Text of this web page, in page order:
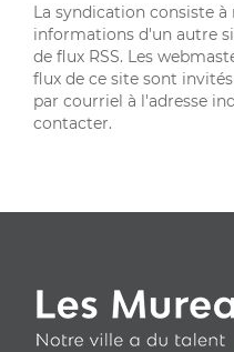
La syndication consiste
informations d'un autre
de flux RSS. Les
flux de ce site sont
par courriel à l'adresse
contacter.